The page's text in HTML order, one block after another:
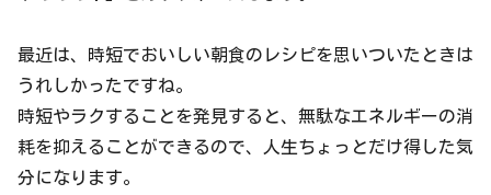
最近は、時短でおいしい朝食のレシピを思いついたときは
うれしかったですね。
時短やラクすることを発見すると、無駄なエネルギーの消
耗を抑えることができるので、人生ちょっとだけ得した気
分になります。